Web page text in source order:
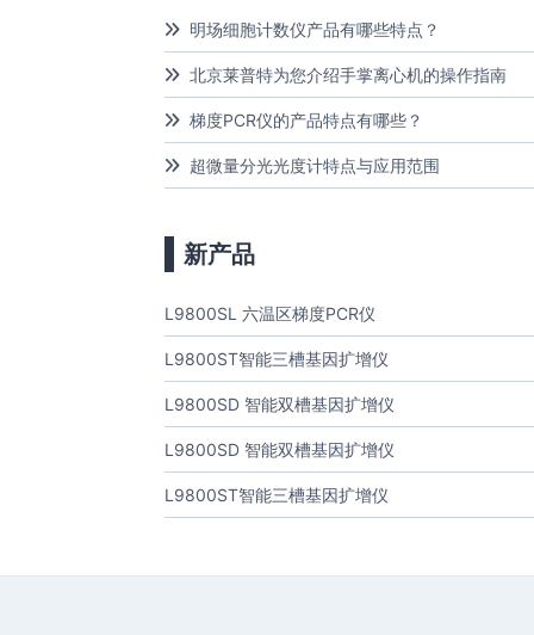
明场细胞计数仪产品有哪些特点？
北京莱普特为您介绍手掌离心机的操作指南
梯度PCR仪的产品特点有哪些？
超微量分光光度计特点与应用范围
新产品
L9800SL 六温区梯度PCR仪
L9800ST智能三槽基因扩增仪
L9800SD 智能双槽基因扩增仪
L9800SD 智能双槽基因扩增仪
L9800ST智能三槽基因扩增仪